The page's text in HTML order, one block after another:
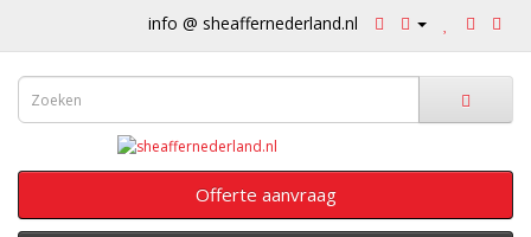
info @ sheaffernederland.nl
Offerte aanvraag